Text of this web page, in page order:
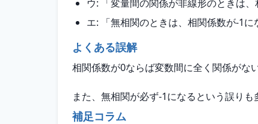
ウ: 「変量間の関係が非線形のときは
エ: 「無相関のときは、相関係数が-1
よくある誤解
相関係数が0ならば変数間に全く関係がな
また、無相関が必ず-1になるという誤り
補足コラム